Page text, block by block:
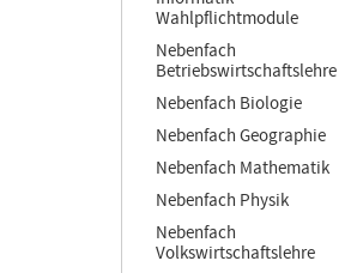
Wahlpflichtmodule
Nebenfach
Betriebswirtschaftslehre
Nebenfach Biologie
Nebenfach Geographie
Nebenfach Mathematik
Nebenfach Physik
Nebenfach
Volkswirtschaftslehre